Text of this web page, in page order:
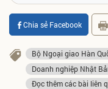
Chia sẻ Facebook
Bộ Ngoại giao Hàn
Doanh nghiệp Nhật
Đọc thêm các bài liên